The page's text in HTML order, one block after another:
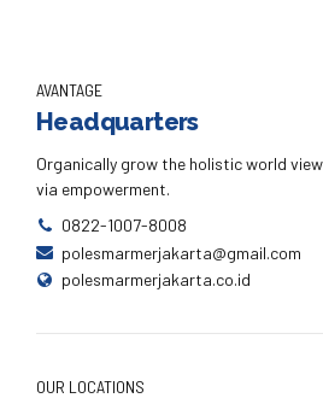
AVANTAGE
Headquarters
Organically grow the holistic world
via empowerment.
0822-1007-8008
polesmarmerjakarta@gmail.com
polesmarmerjakarta.co.id
OUR LOCATIONS